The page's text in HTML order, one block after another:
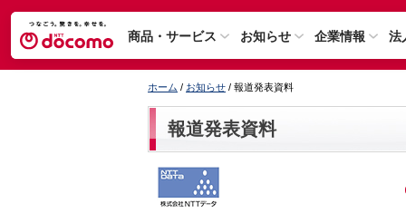
商品・サービス お知らせ 企業情報 法
ホーム / お知らせ / 報道発表資料
報道発表資料